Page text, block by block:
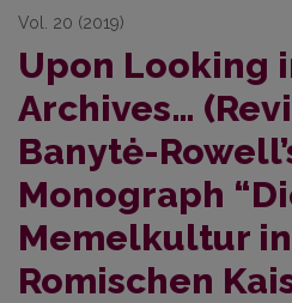
Vol. 20 (2019)
Upon Looking
Archives…
Banytė-
Monograph
Memelkultur
Romischen